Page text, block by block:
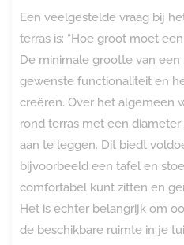
Een veelgestelde vraag bij
terras is: “Hoe groot moet
De minimale grootte van
gewenste functionaliteit en
creëren. Over het algemeen
rond terras met een
aan te leggen. Dit biedt
bijvoorbeeld een tafel en
comfortabel kunt zitten en
Het is echter belangrijk om
de beschikbare ruimte in je